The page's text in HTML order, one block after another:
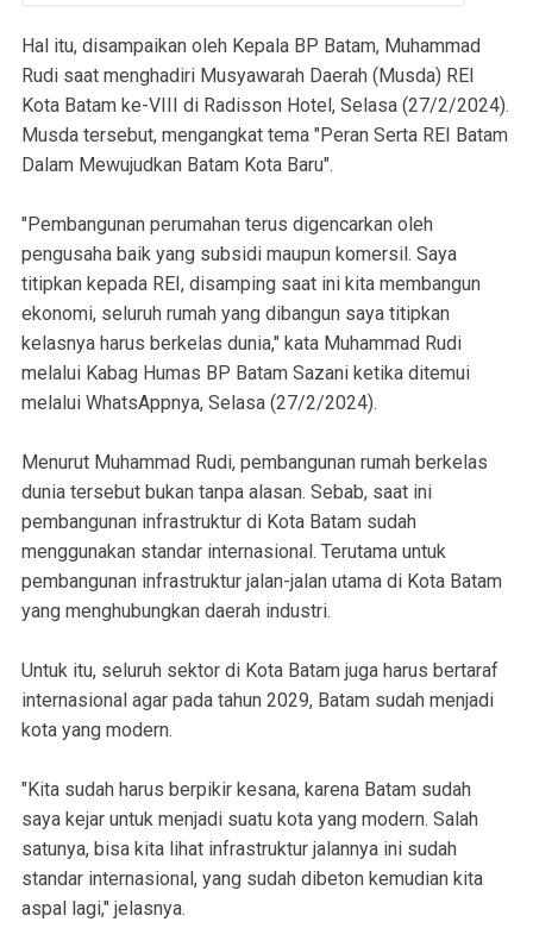
Hal itu, disampaikan oleh Kepala BP Batam, Muhammad
Rudi saat menghadiri Musyawarah Daerah (Musda) REI
Kota Batam ke-VIII di Radisson Hotel, Selasa (27/2/2024).
Musda tersebut, mengangkat tema "Peran Serta REI Batam
Dalam Mewujudkan Batam Kota Baru".
"Pembangunan perumahan terus digencarkan oleh
pengusaha baik yang subsidi maupun komersil. Saya
titipkan kepada REI, disamping saat ini kita membangun
ekonomi, seluruh rumah yang dibangun saya titipkan
kelasnya harus berkelas dunia," kata Muhammad Rudi
melalui Kabag Humas BP Batam Sazani ketika ditemui
melalui WhatsAppnya, Selasa (27/2/2024).
Menurut Muhammad Rudi, pembangunan rumah berkelas
dunia tersebut bukan tanpa alasan. Sebab, saat ini
pembangunan infrastruktur di Kota Batam sudah
menggunakan standar internasional. Terutama untuk
pembangunan infrastruktur jalan-jalan utama di Kota Batam
yang menghubungkan daerah industri.
Untuk itu, seluruh sektor di Kota Batam juga harus bertaraf
internasional agar pada tahun 2029, Batam sudah menjadi
kota yang modern.
"Kita sudah harus berpikir kesana, karena Batam sudah
saya kejar untuk menjadi suatu kota yang modern. Salah
satunya, bisa kita lihat infrastruktur jalannya ini sudah
standar internasional, yang sudah dibeton kemudian kita
aspal lagi," jelasnya.